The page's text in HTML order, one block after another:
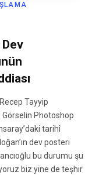
Dev
Tayyip
Görselin Photoshop
tarihî
dev posteri
bu durumu şu
biz yine de teşhir